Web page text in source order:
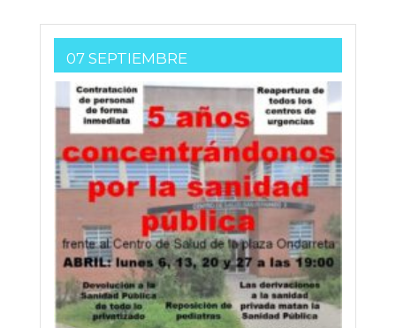
07 SEPTIEMBRE